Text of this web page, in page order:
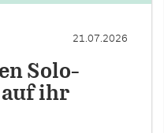
21.07.2026
Solo-
auf ihr